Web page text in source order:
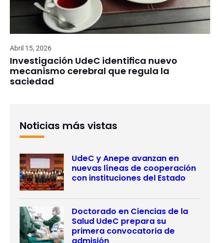
Abril 15, 2026
Investigación UdeC identifica nuevo
mecanismo cerebral que regula la
saciedad
Noticias más vistas
UdeC y Anepe avanzan en
nuevas líneas de cooperación
con instituciones del Estado
Doctorado en Ciencias de la
Salud UdeC prepara su
primera convocatoria de